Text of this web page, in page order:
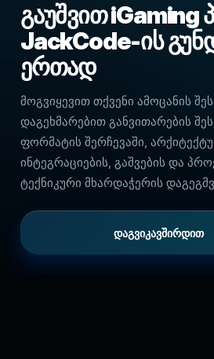
გაუშვით iGaming
JackCode-ის
ერთად
მოგვიყევით თქვენი ამოცანის
დაგეხმარებით განვითარების
ფორმატის შერჩევაში,
ინტეგრაციების, გაშვების და
ტექნიკური მხარდაჭერის
დაგვიკავშირდით